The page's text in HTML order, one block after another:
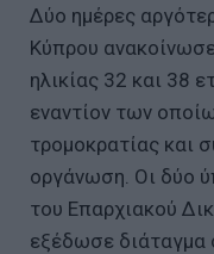
Δύο ημέρες
Κύπρου
ηλικίας 32 και 38
εναντίον των
τρομοκρατίας και
οργάνωση. Οι δύο
του Επαρχιακού
εξέδωσε διάταγμα